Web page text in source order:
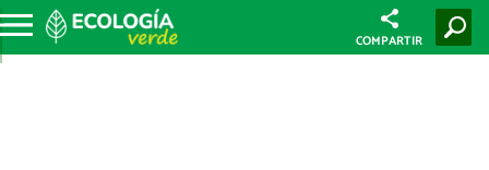
COMPARTIR